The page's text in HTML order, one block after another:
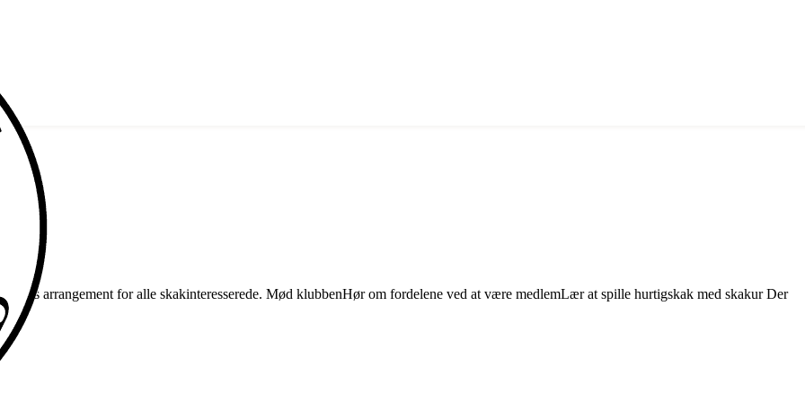
hus arrangement for alle skakinteresserede. Mød klubbenHør om fordelene ved at være medlemLær at spille hurtigskak med skakur Der